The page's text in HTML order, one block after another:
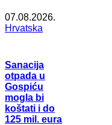
07.08.2026.
Hrvatska
Sanacija
otpada u
Gospiću
mogla bi
koštati i do
125 mil. eura